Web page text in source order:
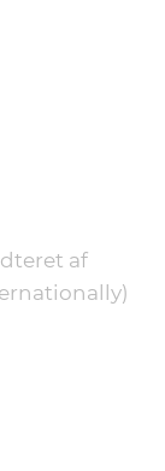
af